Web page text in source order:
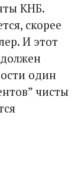
КНБ.
скорее
И этот
один
чисты